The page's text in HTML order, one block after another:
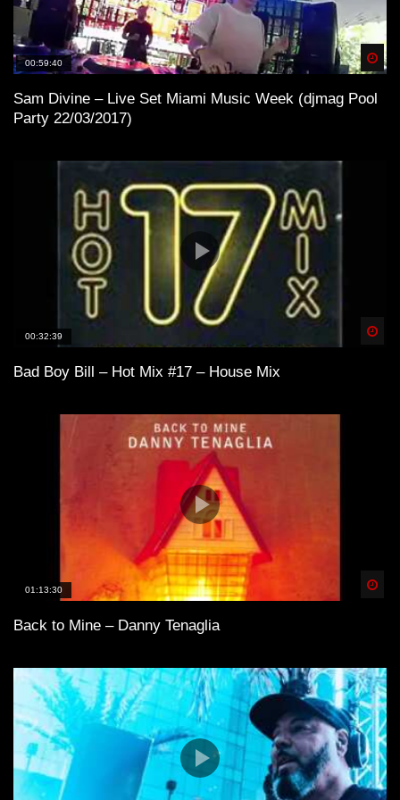
00:59:40
Sam Divine – Live Set Miami Music Week (djmag Pool
Party 22/03/2017)
00:32:39
Bad Boy Bill – Hot Mix #17 – House Mix
01:13:30
Back to Mine – Danny Tenaglia